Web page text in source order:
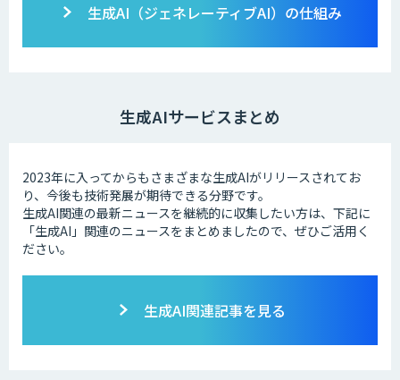
生成AI（ジェネレーティブAI）の仕組み
生成AIサービスまとめ
2023年に入ってからもさまざまな生成AIがリリースされてお
り、今後も技術発展が期待できる分野です。
生成AI関連の最新ニュースを継続的に収集したい方は、下記に
「生成AI」関連のニュースをまとめましたので、ぜひご活用く
ださい。
生成AI関連記事を見る